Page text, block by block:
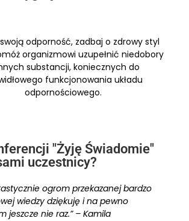
odporność, zadbaj o zdrowy styl
organizmowi uzupełnić niedobory
substancji, koniecznych do
funkcjonowania układu
odpornościowego.
"Żyję Świadomie"
uczestnicy?
ogrom przekazanej bardzo
wiedzy dziękuję i na pewno
jeszcze nie raz.” – Kamila